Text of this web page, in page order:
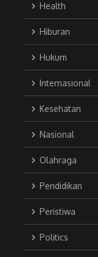
Health
Hiburan
Hukum
Internasional
Kesehatan
Nasional
Olahraga
Pendidikan
Peristiwa
Politics